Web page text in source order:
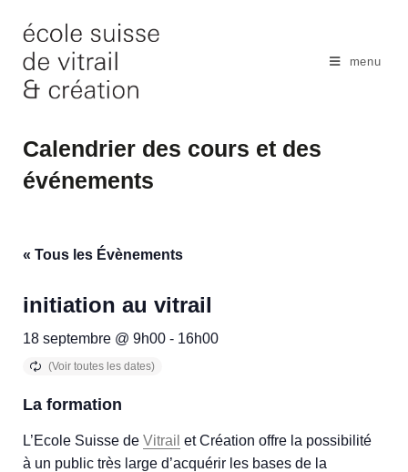
content
menu
Calendrier des cours et des
événements
« Tous les Évènements
initiation au vitrail
18 septembre @ 9h00 - 16h00
La formation
L’Ecole Suisse de Vitrail et Création offre la possibilité
à un public très large d’acquérir les bases de la